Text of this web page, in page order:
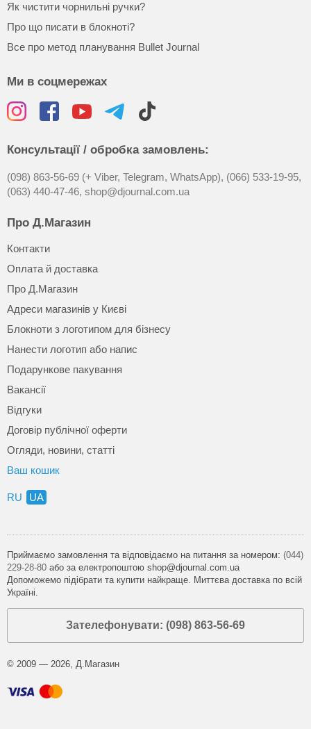
Як чистити чорнильні ручки?
Про що писати в блокноті?
Все про метод планування Bullet Journal
Ми в соцмережах
Консультації / обробка замовлень:
(098) 863-56-69 (+ Viber, Telegram, WhatsApp), (066) 533-19-95,
(063) 440-47-46, shop@djournal.com.ua
Про Д.Магазин
Контакти
Оплата й доставка
Про Д.Магазин
Адреси магазинів у Києві
Блокноти з логотипом для бізнесу
Нанести логотип або напис
Подарункове пакування
Вакансії
Відгуки
Договір публічної оферти
Огляди, новини, статті
Ваш кошик
RU UA
Приймаємо замовлення та відповідаємо на питання за номером: (044)
229-28-80 або за електропоштою shop@djournal.com.ua
Допоможемо підібрати та купити найкраще. Миттєва доставка по всій
Україні.
Зателефонувати: (098) 863-56-69
© 2009 — 2026, Д.Магазин